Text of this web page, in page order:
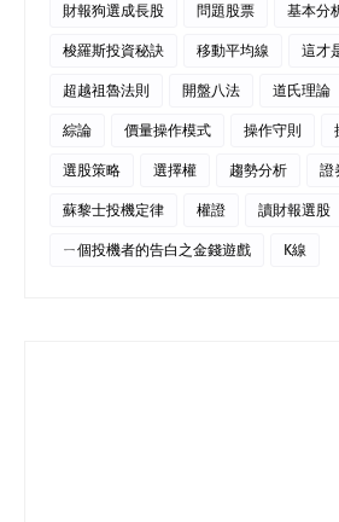
財報狗選成長股 問題股票 基本分
梭羅斯投資秘訣 移動平均線 這才
超越祖魯法則 開盤八法 道氏理論
綜論 價量操作模式 操作守則
選股策略 選擇權 趨勢分析 證
蘇黎士投機定律 權證 讀財報選股
ㄧ個投機者的告白之金錢遊戲 K線